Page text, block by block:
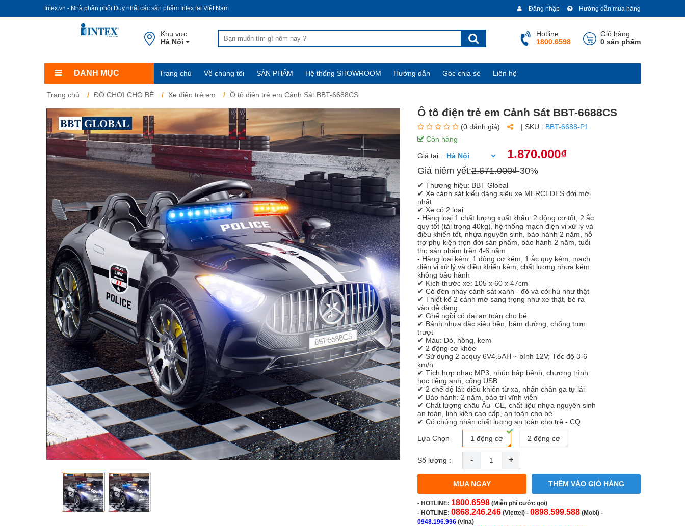
Intex.vn - Nhà phân phối Duy nhất các sản phẩm Intex tại Việt Nam Hướng dẫn mua hàng
Đăng nhập
Khu vực
Hà Nội
Giỏ hàng
0 sản phẩm
Hotline
1800.6598
DANH MỤC Trang chủ Về chúng tôi SẢN PHẨM Hệ thống SHOWROOM Hướng dẫn Góc chia sẻ Liên hệ
Trang chủ ĐỒ CHƠI CHO BÉ Xe điện trẻ em Ô tô điện trẻ em Cảnh Sát BBT-6688CS
Ô tô điện trẻ em Cảnh Sát BBT-6688CS
(0 đánh giá) | SKU : BBT-6688-P1
Còn hàng
Giá tại : 1.870.000₫
Giá niêm yết:2.671.000₫-30%
✔ Thương hiệu: BBT Global
✔ Xe cảnh sát kiểu dáng siêu xe MERCEDES đời mới
nhất
✔ Xe có 2 loại
- Hàng loại 1 chất lượng xuất khẩu: 2 động cơ tốt, 2 ắc
quy tốt (tải trọng 40kg), hệ thống mạch điện vi xử lý và
điều khiển tốt, nhựa nguyên sinh, bảo hành 2 năm, hỗ
trợ phụ kiện trọn đời sản phẩm, bảo hành 2 năm, tuổi
thọ sản phẩm trên 4-6 năm
- Hàng loại kém: 1 động cơ kém, 1 ắc quy kém, mạch
điện vi xử lý và điều khiển kém, chất lượng nhựa kém
không bảo hành
✔ Kích thước xe: 105 x 60 x 47cm
✔ Có đèn nháy cảnh sát xanh - đỏ và còi hú như thật
✔ Thiết kế 2 cánh mở sang trọng như xe thật, bé ra
vào dễ dàng
✔ Ghế ngồi có đai an toàn cho bé
✔ Bánh nhựa đặc siêu bền, bám đường, chống trơn
trượt
✔ Màu: Đỏ, hồng, kem
✔ 2 động cơ khỏe
✔ Sử dụng 2 acquy 6V4.5AH ~ bình 12V; Tốc độ 3-6
km/h
✔ Tích hợp nhạc MP3, nhún bập bênh, chương trình
học tiếng anh, cổng USB...
✔ 2 chế độ lái: điều khiển từ xa, nhấn chân ga tự lái
✔ Bảo hành: 2 năm, bảo trì vĩnh viễn
✔ Chất lượng châu Âu -CE, chất liệu nhựa nguyên sinh
an toàn, linh kiện cao cấp, an toàn cho bé
✔ Có chứng nhận chất lượng an toàn cho trẻ - CQ
Lựa Chọn 1 động cơ 2 động cơ
Số lượng : - +
MUA NGAY THÊM VÀO GIỎ HÀNG
- HOTLINE: 1800.6598 (Miễn phí cước gọi)
- HOTLINE: 0868.246.246 (Viettel) - 0898.599.588 (Mobi) -
0948.196.996 (vina)